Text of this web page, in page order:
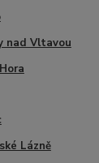
nad Vltavou
Lázně